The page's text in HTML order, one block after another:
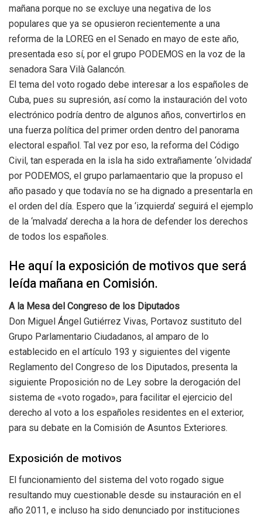
mañana porque no se excluye una negativa de los
populares que ya se opusieron recientemente a una
reforma de la LOREG en el Senado en mayo de este año,
presentada eso sí, por el grupo PODEMOS en la voz de la
senadora Sara Vilà Galancón.
El tema del voto rogado debe interesar a los españoles de
Cuba, pues su supresión, así como la instauración del voto
electrónico podría dentro de algunos años, convertirlos en
una fuerza política del primer orden dentro del panorama
electoral español. Tal vez por eso, la reforma del Código
Civil, tan esperada en la isla ha sido extrañamente ‘olvidada’
por PODEMOS, el grupo parlamaentario que la propuso el
año pasado y que todavía no se ha dignado a presentarla en
el orden del día. Espero que la ‘izquierda’ seguirá el ejemplo
de la ‘malvada’ derecha a la hora de defender los derechos
de todos los españoles.
He aquí la exposición de motivos que será
leída mañana en Comisión.
A la Mesa del Congreso de los Diputados
Don Miguel Ángel Gutiérrez Vivas, Portavoz sustituto del
Grupo Parlamentario Ciudadanos, al amparo de lo
establecido en el artículo 193 y siguientes del vigente
Reglamento del Congreso de los Diputados, presenta la
siguiente Proposición no de Ley sobre la derogación del
sistema de «voto rogado», para facilitar el ejercicio del
derecho al voto a los españoles residentes en el exterior,
para su debate en la Comisión de Asuntos Exteriores.
Exposición de motivos
El funcionamiento del sistema del voto rogado sigue
resultando muy cuestionable desde su instauración en el
año 2011, e incluso ha sido denunciado por instituciones